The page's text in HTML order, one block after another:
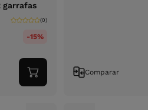
garrafas
(0)
-15%
Adicionar
ao
Comparar